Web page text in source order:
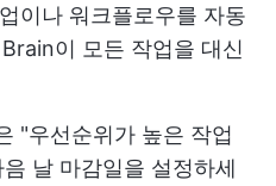
이나 워크플로우를 자동
이 모든 작업을 대신
"우선순위가 높은 작업
날 마감일을 설정하세